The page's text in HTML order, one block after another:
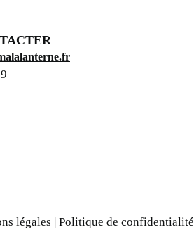
légales | Politique de confidentialité